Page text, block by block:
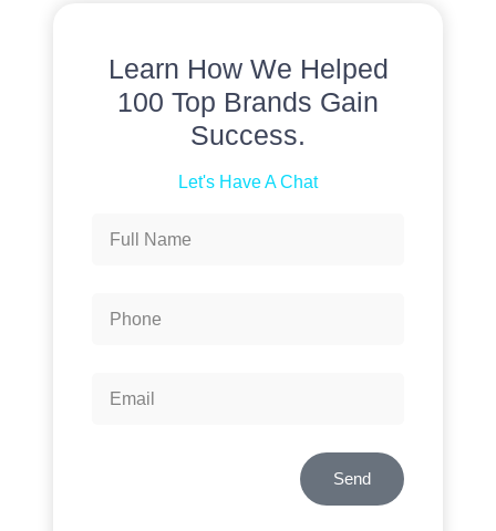
Learn How We Helped
100 Top Brands Gain
Success.
Let's Have A Chat
Send